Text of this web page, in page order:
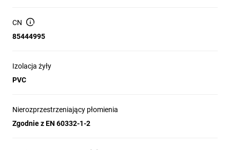
CN
85444995
Izolacja żyły
PVC
Nierozprzestrzeniający płomienia
Zgodnie z EN 60332-1-2